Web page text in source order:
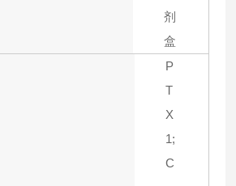
剂
盒
P
T
X
1;
C